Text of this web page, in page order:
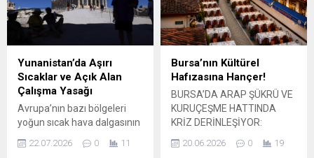
Yunanistan’da Aşırı
Sıcaklar ve Açık Alan
Çalışma Yasağı
Avrupa’nın bazı bölgeleri
yoğun sıcak hava dalgasının
etkisi altında. Yunanistan’da
yetkililer, hava
22.07.2026 0 11
Bursa’nın Kültürel
Hafızasına Hançer!
BURSA’DA ARAP ŞÜKRÜ VE
KURUÇEŞME HATTINDA
KRİZ DERİNLEŞİYOR:
“TARİHİ DOKU ÇÖKÜYOR,
KAMUSAL ALAN
20.06.2026 0 19